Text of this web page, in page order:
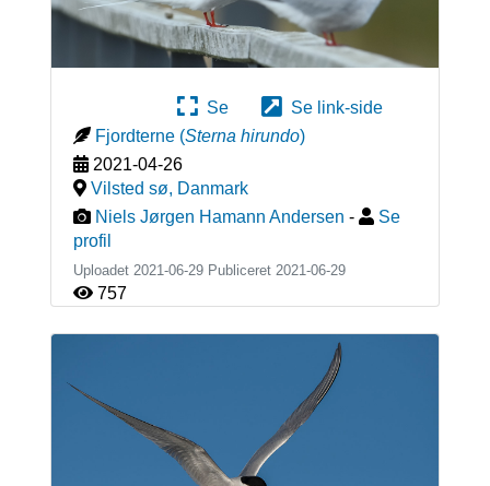
Se
Se link-side
Fjordterne (Sterna hirundo)
2021-04-26
Vilsted sø, Danmark
Niels Jørgen Hamann Andersen -
Se
profil
Uploadet 2021-06-29 Publiceret 2021-06-29
757